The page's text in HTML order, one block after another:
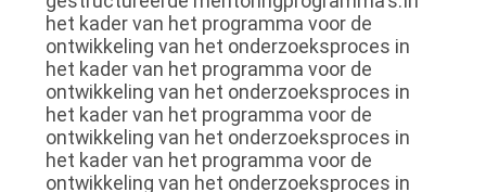
het kader van het programma voor de
ontwikkeling van het onderzoeksproces in
het kader van het programma voor de
ontwikkeling van het onderzoeksproces in
het kader van het programma voor de
ontwikkeling van het onderzoeksproces in
het kader van het programma voor de
ontwikkeling van het onderzoeksproces in